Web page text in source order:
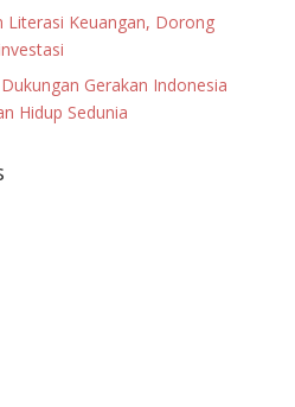
Literasi Keuangan, Dorong
Gerakan Indonesia
Hidup Sedunia